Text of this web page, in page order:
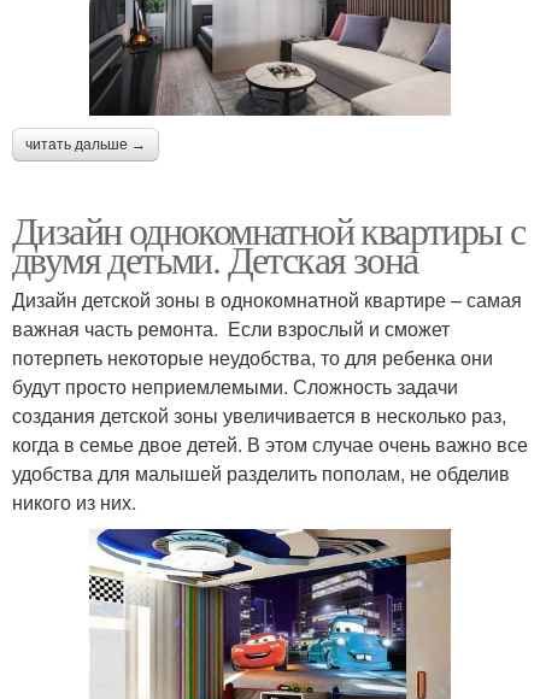
читать дальше →
Дизайн однокомнатной квартиры с
двумя детьми. Детская зона
Дизайн детской зоны в однокомнатной квартире – самая
важная часть ремонта. Если взрослый и сможет
потерпеть некоторые неудобства, то для ребенка они
будут просто неприемлемыми. Сложность задачи
создания детской зоны увеличивается в несколько раз,
когда в семье двое детей. В этом случае очень важно все
удобства для малышей разделить пополам, не обделив
никого из них.